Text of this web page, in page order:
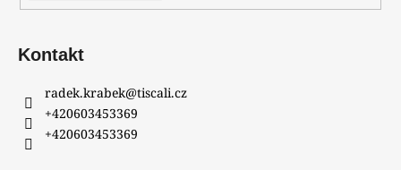
Kontakt
radek.krabek@tiscali.cz
+420603453369
+420603453369